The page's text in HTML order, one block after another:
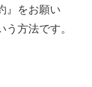
』をお願い
方法です。